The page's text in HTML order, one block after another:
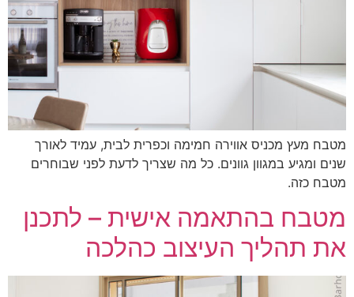
מעץ מכניס אווירה חמימה וכפרית לבית, עמיד לאורך
ומגיע במגוון גוונים. כל מה שצריך לדעת לפני שבוחרים
כזה.
בהתאמה אישית – לתכנן
תהליך העיצוב כהלכה